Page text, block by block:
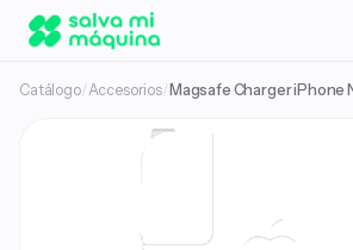
Catálogo/Accesorios/ Magsafe Charger iPhone